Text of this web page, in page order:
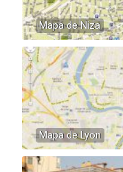
Mapa de Niza
Mapa de Lyon